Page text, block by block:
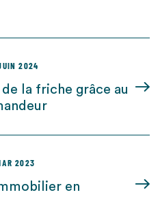
2024
la friche grâce au
2023
en